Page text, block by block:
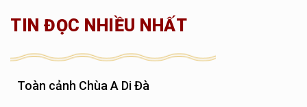
TIN ĐỌC NHIỀU NHẤT
Toàn cảnh Chùa A Di Đà